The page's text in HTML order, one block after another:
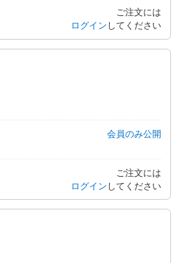
ご注文には
ログイン してください
会員のみ公開
ご注文には
ログイン してください